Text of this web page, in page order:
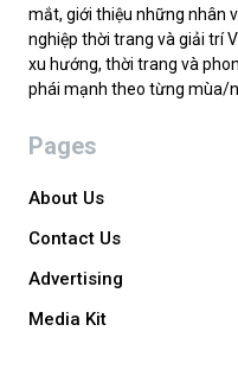
mắt, giới thiệu những nhân
nghiệp thời trang và giải trí
xu hướng, thời trang và
phái mạnh theo từng mùa/
Pages
About Us
Contact Us
Advertising
Media Kit